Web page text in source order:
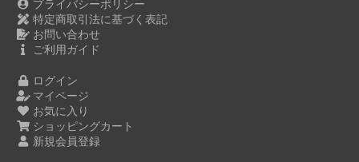
プライバシーポリシー
特定商取引法に基づく表記
お問い合わせ
ご利用ガイド
ログイン
マイページ
お気に入り
ショッピングカート
新規会員登録